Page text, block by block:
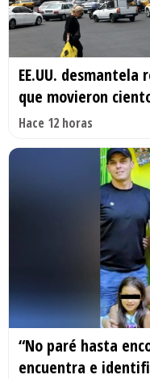
EE.UU.
que movieron
Hace 12 horas
“No paré hasta
encuentra e